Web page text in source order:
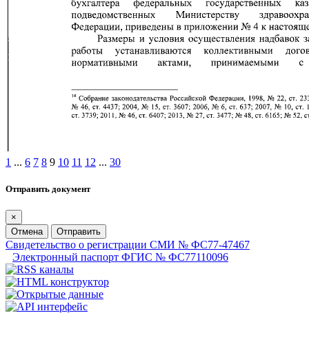
1 ... 6 7 8 9 10 11 12 ... 30
Отправить документ
×
Отмена
Отправить
Свидетельство о регистрации СМИ № ФС77-47467
Электронный паспорт ФГИС № ФС77110096